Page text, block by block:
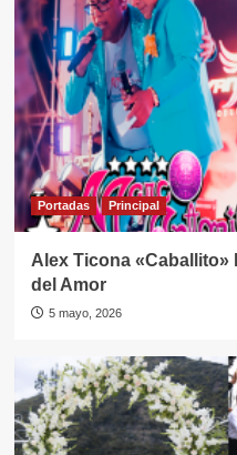
Portadas Principal
Alex Ticona
del Amor
5 mayo, 2026